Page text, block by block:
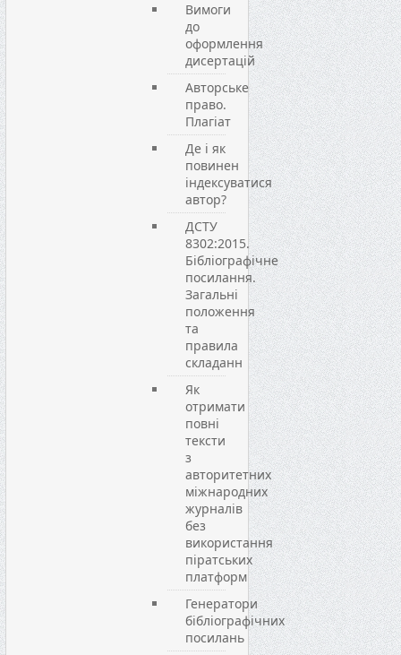
Вимоги
до
оформлення
дисертацій
Авторське
право.
Плагіат
Де і як
повинен
індексуватися
автор?
ДСТУ
8302:2015.
Бібліографічне
посилання.
Загальні
положення
та
правила
складанн
Як
отримати
повні
тексти
з
авторитетних
міжнародних
журналів
без
використання
піратських
платформ
Генератори
бібліографічних
посилань